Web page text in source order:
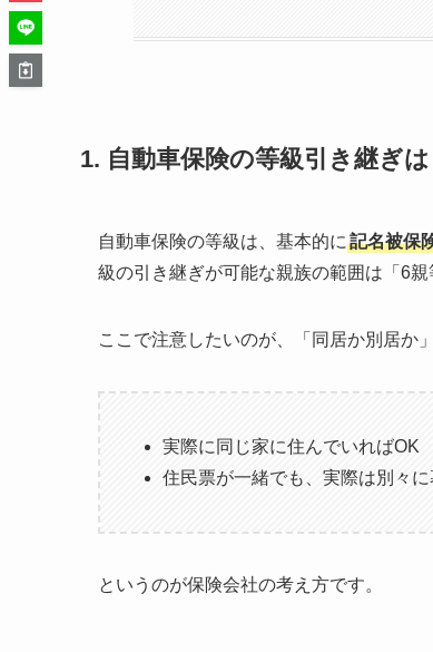
1. 自動車保険の等級引き継ぎ
自動車保険の等級は、基本的に 記名被保
級の引き継ぎが可能な親族の範囲は「6
ここで注意したいのが、「同居か別居か
実際に同じ家に住んでいればOK
住民票が一緒でも、実際は別々
というのが保険会社の考え方です。